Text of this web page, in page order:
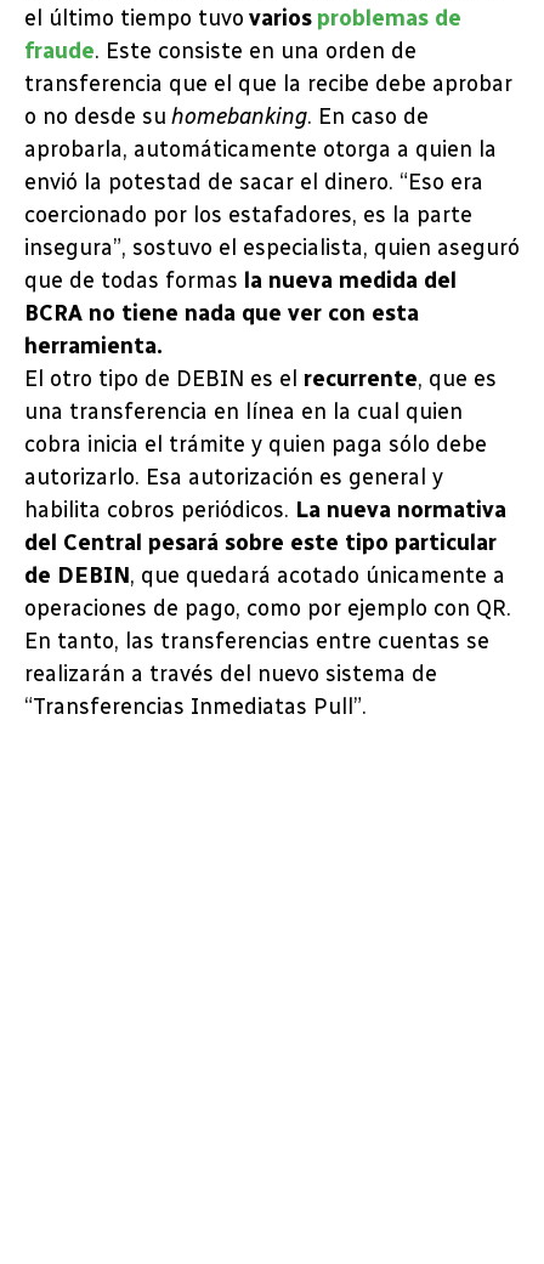
el último tiempo tuvo variosproblemas de
fraude. Este consiste en una orden de
transferencia que el que la recibe debe aprobar
o no desde su homebanking. En caso de
aprobarla, automáticamente otorga a quien la
envió la potestad de sacar el dinero. “Eso era
coercionado por los estafadores, es la parte
insegura”, sostuvo el especialista, quien aseguró
que de todas formas la nueva medida del
BCRA no tiene nada que ver con esta
herramienta.
El otro tipo de DEBIN es el recurrente, que es
una transferencia en línea en la cual quien
cobra inicia el trámite y quien paga sólo debe
autorizarlo. Esa autorización es general y
habilita cobros periódicos. La nueva normativa
del Central pesará sobre este tipo particular
de DEBIN, que quedará acotado únicamente a
operaciones de pago, como por ejemplo con QR.
En tanto, las transferencias entre cuentas se
realizarán a través del nuevo sistema de
“Transferencias Inmediatas Pull”.